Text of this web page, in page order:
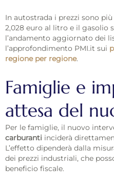
In autostrada i prezzi sono più
2,028 euro al litro e il gasolio
l’andamento aggiornato dei
l’approfondimento PMI.it sui
regione per regione.
Famiglie e
attesa del
Per le famiglie, il nuovo
carburanti inciderà
L’effetto dipenderà dalla
dei prezzi industriali, che
beneficio fiscale.